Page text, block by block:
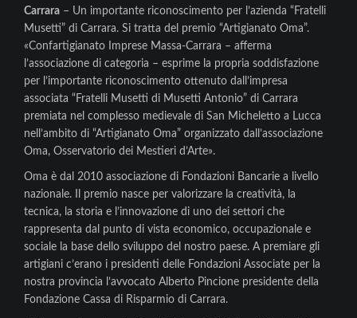
Carrara – Un importante riconoscimento per l’azienda “Fratelli
Musetti” di Carrara. Si tratta del premio “Artigianato Oma”.
«Confartigianato Imprese Massa-Carrara – afferma
l’associazione di categoria – esprime la propria soddisfazione
per l’importante riconoscimento ottenuto dall’impresa
associata “Fratelli Musetti di Musetti Antonio” di Carrara
premiata nel complesso medievale di San Micheletto a Lucca
nell’ambito di “Artigianato Oma” organizzato dall’associazione
Oma, Osservatorio dei Mestieri d’Arte».
Oma è dal 2010 associazione di Fondazioni Bancarie a livello
nazionale. Il premio nasce per valorizzare la creatività, la
tecnica, la storia e l’innovazione di uno dei settori che
rappresenta dal punto di vista economico, occupazionale e
sociale la base dello sviluppo del nostro paese. A premiare gli
artigiani c’erano i presidenti delle Fondazioni Associate per la
nostra provincia l’avvocato Alberto Pincione presidente della
Fondazione Cassa di Risparmio di Carrara.